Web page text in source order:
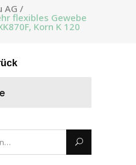
AG /
flexibles Gewebe
Korn K 120